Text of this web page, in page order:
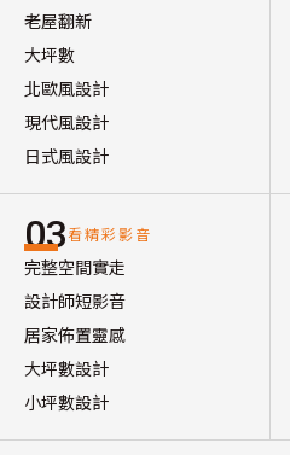
老屋翻新
大坪數
北歐風設計
現代風設計
日式風設計
03看精彩影音
完整空間實走
設計師短影音
居家佈置靈感
大坪數設計
小坪數設計